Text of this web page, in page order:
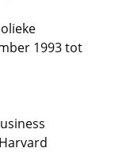
1993 tot